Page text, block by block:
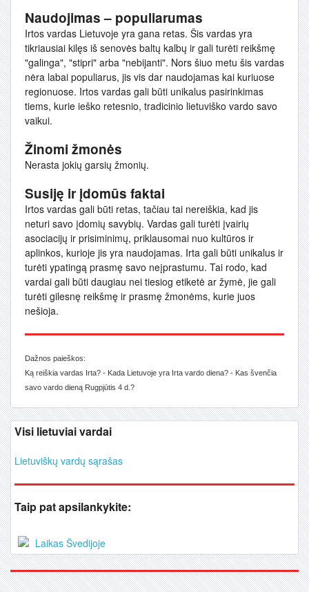
Naudojimas – populiarumas
Irtos vardas Lietuvoje yra gana retas. Šis vardas yra
tikriausiai kilęs iš senovės baltų kalbų ir gali turėti reikšmę
"galinga", "stipri" arba "nebijanti". Nors šiuo metu šis vardas
nėra labai populiarus, jis vis dar naudojamas kai kuriuose
regionuose. Irtos vardas gali būti unikalus pasirinkimas
tiems, kurie ieško retesnio, tradicinio lietuviško vardo savo
vaikui.
Žinomi žmonės
Nerasta jokių garsių žmonių.
Susiję ir įdomūs faktai
Irtos vardas gali būti retas, tačiau tai nereiškia, kad jis
neturi savo įdomių savybių. Vardas gali turėti įvairių
asociacijų ir prisiminimų, priklausomai nuo kultūros ir
aplinkos, kurioje jis yra naudojamas. Irta gali būti unikalus ir
turėti ypatingą prasmę savo neįprastumu. Tai rodo, kad
vardai gali būti daugiau nei tiesiog etiketė ar žymė, jie gali
turėti gilesnę reikšmę ir prasmę žmonėms, kurie juos
nešioja.
Dažnos paieškos:
Ką reiškia vardas Irta? - Kada Lietuvoje yra Irta vardo diena? - Kas švenčia
savo vardo dieną Rugpjūtis 4 d.?
Visi lietuviai vardai
Lietuviškų vardų sąrašas
Taip pat apsilankykite:
Laikas Švedijoje